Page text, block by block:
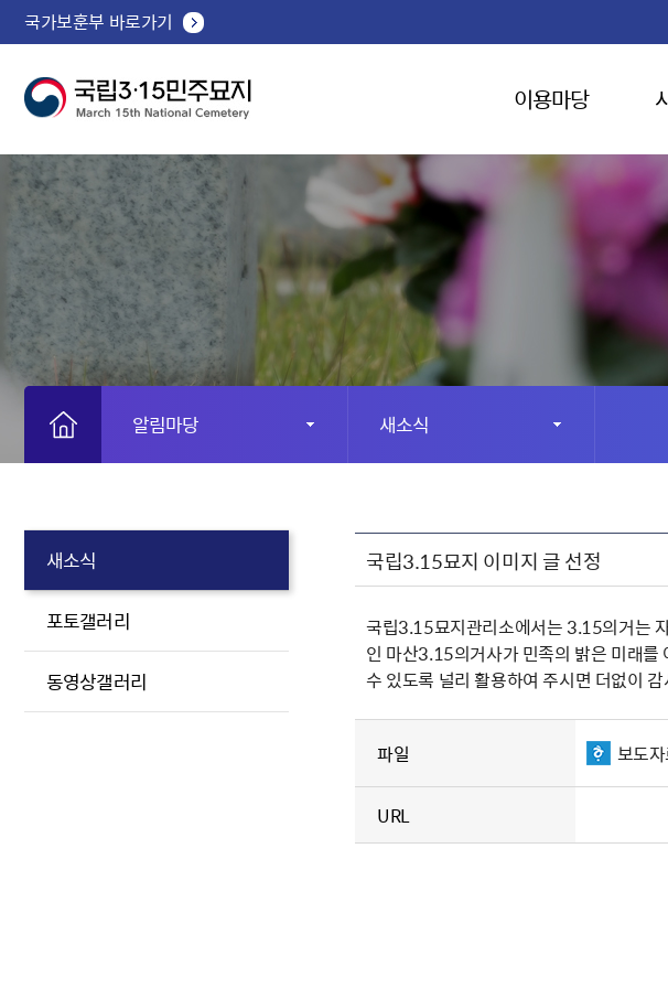
국가보훈부 바로가기
이용마당
알림마당 새소식
새소식
포토갤러리
동영상갤러리
국립3.15묘지 이미지 글 선정
국립3.15묘지관리소에서는 3.15의거는
인 마산3.15의거사가 민족의 밝은 미래
수 있도록 널리 활용하여 주시면 더없이
파일 보도
URL